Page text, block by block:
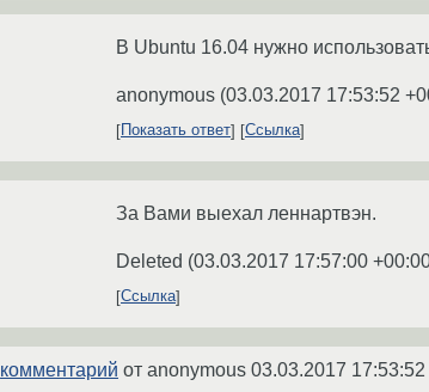
В Ubuntu 16.04 нужно
anonymous (03.03.2017 17:53:52
Показать ответ Ссылка
За Вами выехал леннартвэн.
Deleted (03.03.2017 17:57:00
Ссылка
комментарий от anonymous 03.03.2017